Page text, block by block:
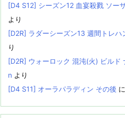
[D4 S12] シーズン12 血宴殺戮 ソー
より
[D2R] ラダーシーズン13 週間トレ
り
[D2R] ウォーロック 混沌(火) ビルド
n より
[D4 S11] オーラパラディン その後 に